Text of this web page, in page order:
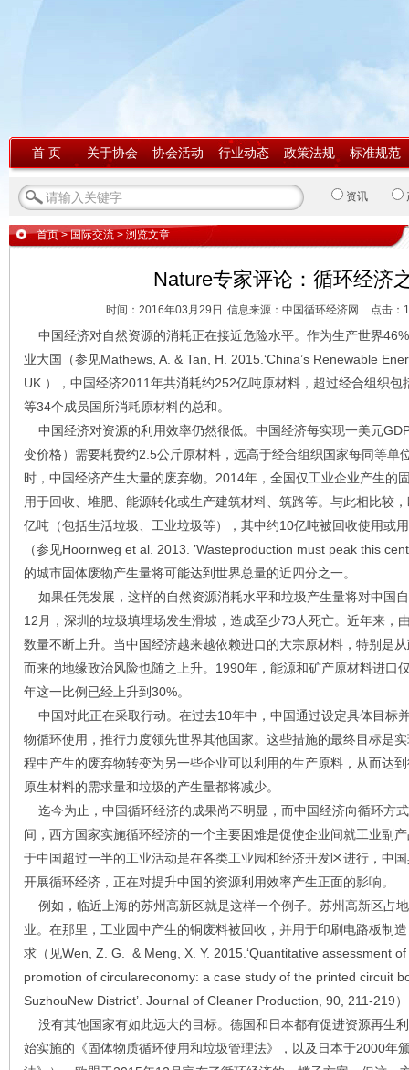
首 页 关于协会 协会活动 行业动态 政策法规 标准规范
资讯
首页>国际交流 > 浏览文章
Nature专家评论：循环经济
时间：2016年03月29日 信息来源：中国循环经济网 点击：
中国经济对自然资源的消耗正在接近危险水平。作为生产世界
业大国（参见Mathews, A. & Tan, H. 2015.‘China’s Renewable
UK.），中国经济2011年共消耗约252亿吨原材料，超过经合组织
等34个成员国所消耗原材料的总和。
中国经济对资源的利用效率仍然很低。中国经济每实现一美元
变价格）需要耗费约2.5公斤原材料，远高于经合组织国家每同等单
时，中国经济产生大量的废弃物。2014年，全国仅工业企业产生的
用于回收、堆肥、能源转化或生产建筑材料、筑路等。与此相比较
亿吨（包括生活垃圾、工业垃圾等），其中约10亿吨被回收使用或
（参见Hoornweg et al. 2013. ’Wasteproduction must peak this
的城市固体废物产生量将可能达到世界总量的近四分之一。
如果任凭发展，这样的自然资源消耗水平和垃圾产生量将对中国
12月，深圳的垃圾填埋场发生滑坡，造成至少73人死亡。近年来，
数量不断上升。当中国经济越来越依赖进口的大宗原材料，特别是
而来的地缘政治风险也随之上升。1990年，能源和矿产原材料进口
年这一比例已经上升到30%。
中国对此正在采取行动。在过去10年中，中国通过设定具体目标
物循环使用，推行力度领先世界其他国家。这些措施的最终目标是实
程中产生的废弃物转变为另一些企业可以利用的生产原料，从而达
原生材料的需求量和垃圾的产生量都将减少。
迄今为止，中国循环经济的成果尚不明显，而中国经济向循环方
间，西方国家实施循环经济的一个主要困难是促使企业间就工业副
于中国超过一半的工业活动是在各类工业园和经济开发区进行，中
开展循环经济，正在对提升中国的资源利用效率产生正面的影响。
例如，临近上海的苏州高新区就是这样一个例子。苏州高新区占
业。在那里，工业园中产生的铜废料被回收，并用于印刷电路板制
求（见Wen, Z. G. & Meng, X. Y. 2015.‘Quantitative assessment
promotion of circulareconomy: a case study of the printed circuit
SuzhouNew District’. Journal of Cleaner Production, 90, 211-219
没有其他国家有如此远大的目标。德国和日本都有促进资源再生
始实施的《固体物质循环使用和垃圾管理法》，以及日本于2000年